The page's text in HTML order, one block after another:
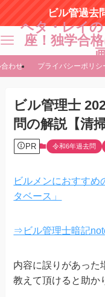
ビル管過去
ヘタ・レイ
座！独学合
わせ プライバシーポリシ
ビル管理士
問の解説【清掃
PR 令和6年過去問
ビルメンにおすすめ
タベース」
⇒ビル管理士暗記
内容に誤りがあった
教えて頂けると助か